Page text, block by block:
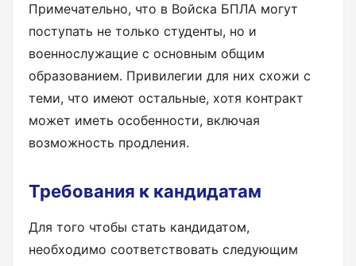
Примечательно, что в Войска БПЛА могут
поступать не только студенты, но и
военнослужащие с основным общим
образованием. Привилегии для них схожи с
теми, что имеют остальные, хотя контракт
может иметь особенности, включая
возможность продления.
Требования к кандидатам
Для того чтобы стать кандидатом,
необходимо соответствовать следующим